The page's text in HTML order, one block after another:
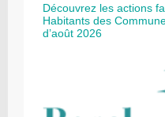
Découvrez les actions
Habitants des
d’août 2026